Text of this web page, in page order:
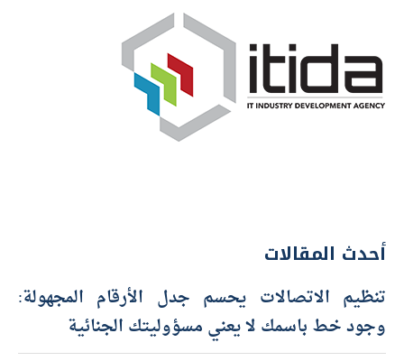
أحدث المقالات
تنظيم الاتصالات يحسم جدل الأرقام المجهولة:
وجود خط باسمك لا يعني مسؤوليتك الجنائية